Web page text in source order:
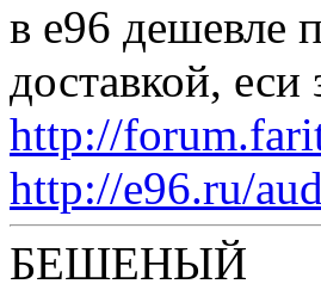
в е96 дешевле
доставкой,
http://
http://e96.ru/
БЕШЕНЫЙ